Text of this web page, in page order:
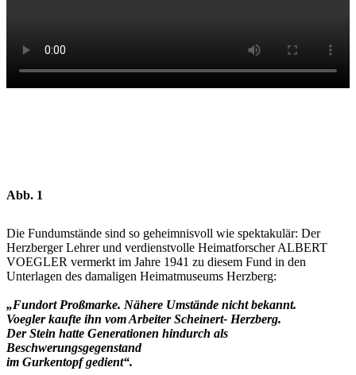
Abb. 1
Die Fundumstände sind so geheimnisvoll wie spektakulär: Der
Herzberger Lehrer und verdienstvolle Heimatforscher ALBERT
VOEGLER vermerkt im Jahre 1941 zu diesem Fund in den
Unterlagen des damaligen Heimatmuseums Herzberg:
„Fundort Proßmarke. Nähere Umstände nicht bekannt.
Voegler kaufte ihn vom Arbeiter Scheinert- Herzberg.
Der Stein hatte Generationen hindurch als
Beschwerungsgegenstand
im Gurkentopf gedient“.